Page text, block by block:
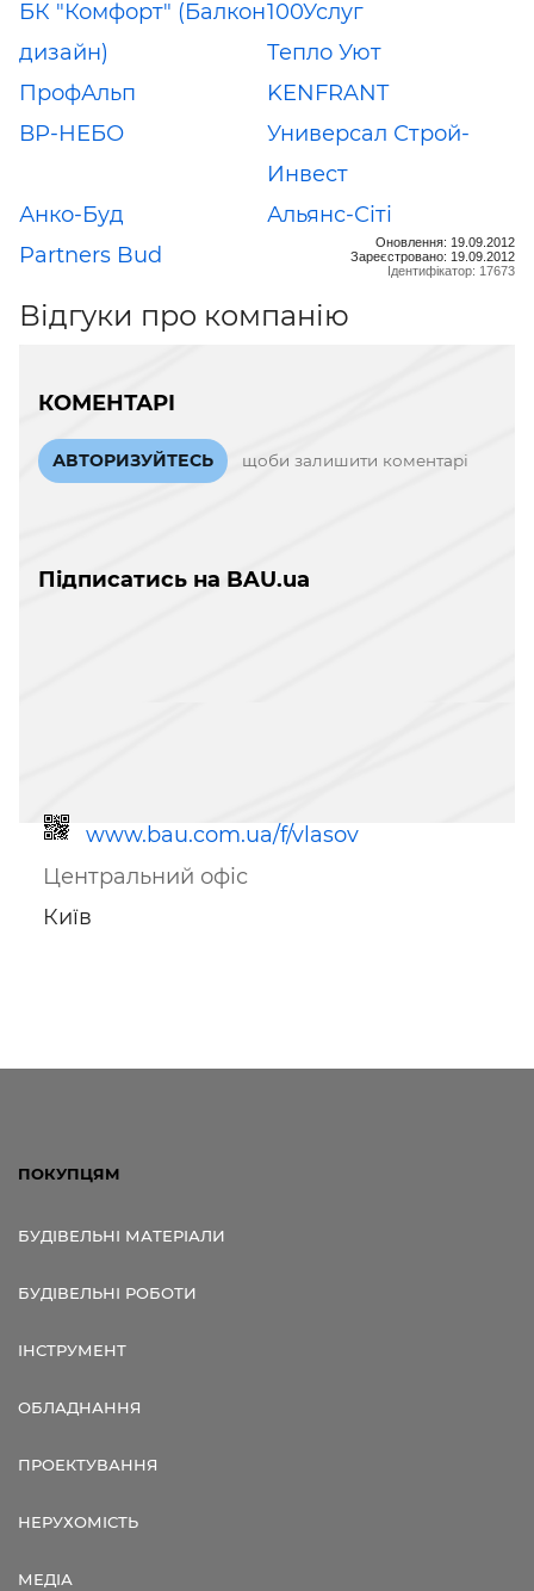
БК "Комфорт" (Балкон
дизайн)
100Услуг
Тепло Уют
ПрофАльп
KENFRANT
ВР-НЕБО
Универсал Строй-
Инвест
Анко-Буд
Альянс-Сіті
Partners Bud
Оновлення: 19.09.2012
Зареєстровано: 19.09.2012
Ідентифікатор: 17673
Відгуки про компанію
КОМЕНТАРІ
АВТОРИЗУЙТЕСЬ щоби залишити коментарі
Підписатись на BAU.ua
www.bau.com.ua/f/vlasov
Центральний офіс
Київ
ПОКУПЦЯМ
БУДІВЕЛЬНІ МАТЕРІАЛИ
БУДІВЕЛЬНІ РОБОТИ
ІНСТРУМЕНТ
ОБЛАДНАННЯ
ПРОЕКТУВАННЯ
НЕРУХОМІСТЬ
МЕДІА